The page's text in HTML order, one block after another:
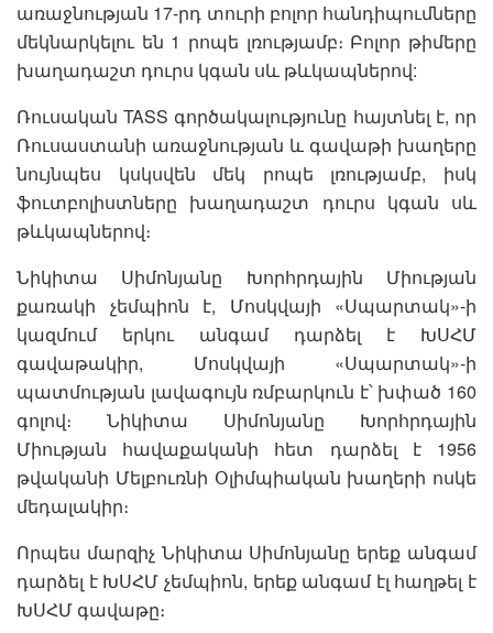
առաջնության 17-րդ տուրի բոլոր հանդիպումները
մեկնարկելու են 1 րոպե լռությամբ։ Բոլոր թիմերը
խաղադաշտ դուրս կգան սև թևկապներով:
Ռուսական TASS գործակալությունը հայտնել է, որ
Ռուսաստանի առաջնության և գավաթի խաղերը
նույնպես կսկսվեն մեկ րոպե լռությամբ, իսկ
ֆուտբոլիստները խաղադաշտ դուրս կգան սև
թևկապներով։
Նիկիտա Սիմոնյանը Խորհրդային Միության
քառակի չեմպիոն է, Մոսկվայի «Սպարտակ»-ի
կազմում երկու անգամ դարձել է ԽՍՀՄ
գավաթակիր, Մոսկվայի «Սպարտակ»-ի
պատմության լավագույն ռմբարկուն է՝ խփած 160
գոլով։ Նիկիտա Սիմոնյանը Խորհրդային
Միության հավաքականի հետ դարձել է 1956
թվականի Մելբուռնի Օլիմպիական խաղերի ոսկե
մեդալակիր։
Որպես մարզիչ Նիկիտա Սիմոնյանը երեք անգամ
դարձել է ԽՍՀՄ չեմպիոն, երեք անգամ էլ հաղթել է
ԽՍՀՄ գավաթը։